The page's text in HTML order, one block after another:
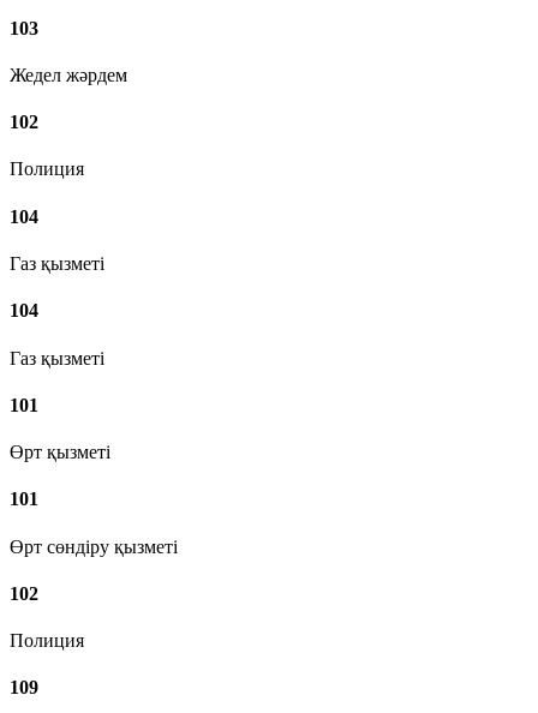
103
Жедел жәрдем
102
Полиция
104
Газ қызметі
104
Газ қызметі
101
Өрт қызметі
101
Өрт сөндіру қызметі
102
Полиция
109